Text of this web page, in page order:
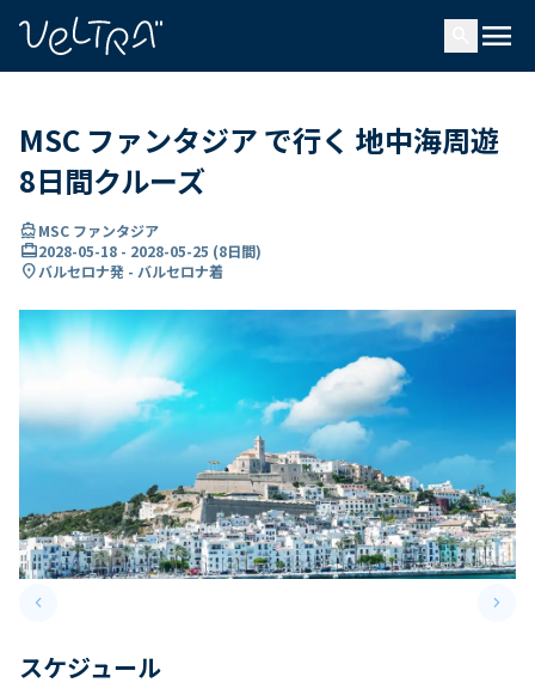
menu
MSC ファンタジア で行く 地中海周遊
8日間クルーズ
directions_boatMSC ファンタジア
card_travel2028-05-18 - 2028-05-25 (8日間)
location_onバルセロナ発 - バルセロナ着
keyboard_arrow_leftPrevious slide keyboard_arrow_right
スケジュール